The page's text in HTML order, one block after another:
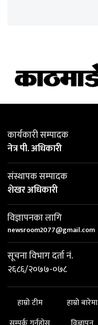
कार्यकारी सम्पादक
नेत्र पी. अधिकारी
संस्थापक सम्पादक
शेखर अधिकारी
विज्ञापनका लागि
newsroom2077@gmail.com
सूचना विभाग दर्ता नं.
२६८६/२०७७-०७८
हाम्रो टीम हाम्रो बारेमा